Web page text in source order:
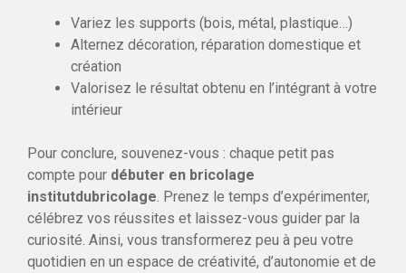
Variez les supports (bois, métal, plastique…)
Alternez décoration, réparation domestique et
création
Valorisez le résultat obtenu en l’intégrant à votre
intérieur
Pour conclure, souvenez-vous : chaque petit pas
compte pour débuter en bricolage
institutdubricolage. Prenez le temps d’expérimenter,
célébrez vos réussites et laissez-vous guider par la
curiosité. Ainsi, vous transformerez peu à peu votre
quotidien en un espace de créativité, d’autonomie et de